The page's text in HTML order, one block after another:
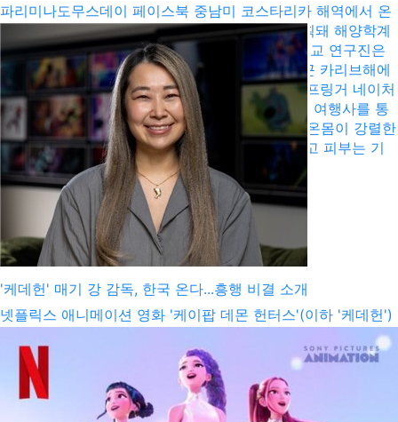
파리미나도무스데이 페이스북 중남미 코스타리카 해역에서 온
몸이 주황색을 띤 희귀 상어가 사상 처음으로 포획돼 해양학계
의 이목이 집중됐다. 브라질 리오그란데 연방대학교 연구진은
지난해 8월 코스타리카 토르투게로 국립공원 인근 카리브해에
서 포획된 이 상어의 연구 결과를 국제 학술지 스프링거 네이처
(Springer Nature) 최신호에 발표했다. 당시 현지 여행사를 통
해 낚시에 나섰던 두 명의 관광객이 길이 약 2m, 온몸이 강렬한
주황색을 띤 상어를 낚아 올렸다. 상어의 눈은 희고 피부는 기
존의 상어와 전혀 달랐다. ■ ...
'케데헌' 매기 강 감독, 한국 온다...흥행 비결 소개
넷플릭스 애니메이션 영화 '케이팝 데몬 헌터스'(이하 '케데헌')
을 만든 매기 강 감독이 다음 달 한국에 온다. 작품 공개 이후 첫
방한이다. 매기 강 감독은 다음 달 18일 서울 소공동 롯데호텔
에서 열리는 '글로벌 미디어 컨퍼런스'에 연사로 참석한다. 이
행사에서 매기 강 감독은 '케데헌' 성공 비결을 소개하고, 콘텐
츠 혁신과 성장 전략을 제시할 예정이다. 매기 강 감독은 한국